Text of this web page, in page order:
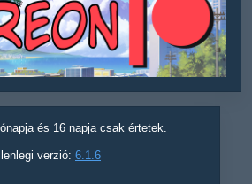
és 16 napja csak értetek.
verzió: 6.1.6